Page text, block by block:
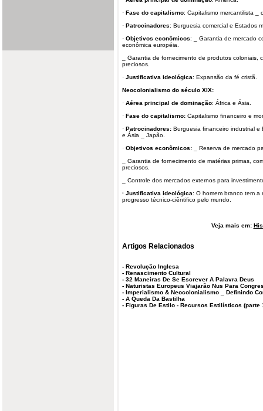
· Fase do capitalismo: Capitalismo mercantilista _
· Patrocinadores: Burguesia comercial e Estados
· Objetivos econômicos: _ Garantia de mercado
econômica européia.
_ Garantia de fornecimento de produtos coloniais,
preciosos.
· Justificativa ideológica: Expansão da fé cristã.
Neocolonialismo do século XIX:
· Aérea principal de dominação: África e Ásia.
· Fase do capitalismo: Capitalismo financeiro e
· Patrocinadores: Burguesia financeiro industrial e
e Ásia _ Japão.
· Objetivos econômicos: _
Reserva de mercado
_ Garantia de fornecimento de matérias primas,
preciosos.
_ Controle dos mercados externos para
· Justificativa ideológica: O homem branco tem a
progresso técnico-ciêntifico pelo mundo.
Veja mais em:
Artigos Relacionados
- Revolução Inglesa
- Renascimento Cultural
- 32 Maneiras De Se Escrever A Palavra Deus
- Naturistas Europeus Viajarão Nus Para
- Imperialismo & Neocolonialismo _ Definindo
- A Queda Da Bastilha
- Figuras De Estilo - Recursos Estilísticos (parte